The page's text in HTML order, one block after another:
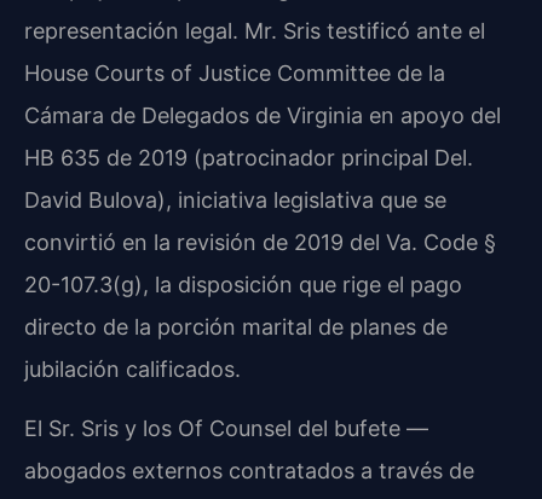
representación legal. Mr. Sris testificó ante el
House Courts of Justice Committee de la
Cámara de Delegados de Virginia en apoyo del
HB 635 de 2019 (patrocinador principal Del.
David Bulova), iniciativa legislativa que se
convirtió en la revisión de 2019 del Va. Code §
20-107.3(g), la disposición que rige el pago
directo de la porción marital de planes de
jubilación calificados.
El Sr. Sris y los Of Counsel del bufete —
abogados externos contratados a través de